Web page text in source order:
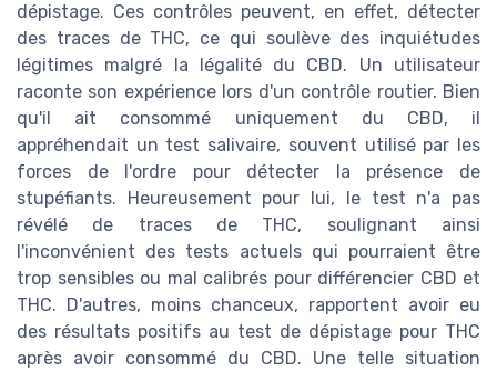
dépistage. Ces contrôles peuvent, en effet, détecter
des traces de THC, ce qui soulève des inquiétudes
légitimes malgré la légalité du CBD. Un utilisateur
raconte son expérience lors d'un contrôle routier. Bien
qu'il ait consommé uniquement du CBD, il
appréhendait un test salivaire, souvent utilisé par les
forces de l'ordre pour détecter la présence de
stupéfiants. Heureusement pour lui, le test n'a pas
révélé de traces de THC, soulignant ainsi
l'inconvénient des tests actuels qui pourraient être
trop sensibles ou mal calibrés pour différencier CBD et
THC. D'autres, moins chanceux, rapportent avoir eu
des résultats positifs au test de dépistage pour THC
après avoir consommé du CBD. Une telle situation